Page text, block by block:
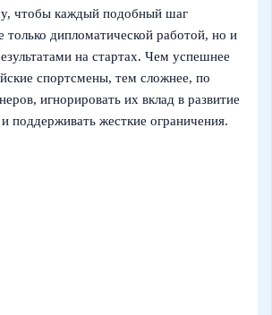
чтобы каждый подобный шаг
только дипломатической работой, но и
на стартах. Чем успешнее
спортсмены, тем сложнее, по
игнорировать их вклад в развитие
поддерживать жесткие ограничения.